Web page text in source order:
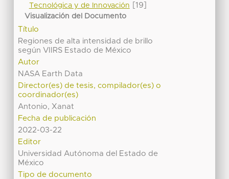
Tecnológica y de Innovación
[19]
Visualización del Documento
Título
Regiones de alta intensidad de brillo
según VIIRS Estado de México
Autor
NASA Earth Data
Director(es) de tesis, compilador(es) o
coordinador(es)
Antonio, Xanat
Fecha de publicación
2022-03-22
Editor
Universidad Autónoma del Estado de
México
Tipo de documento